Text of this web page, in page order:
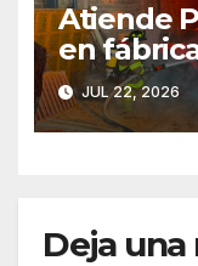
Atiende
en
Morelia
JUL 22, 2026
Deja